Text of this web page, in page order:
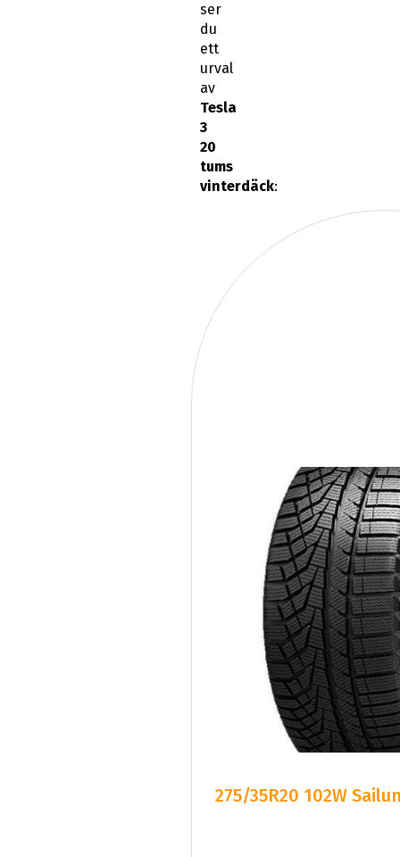
ser
du
ett
urval
av
Tesla
3
20
tums
vinterdäck:
275/35R20 102W